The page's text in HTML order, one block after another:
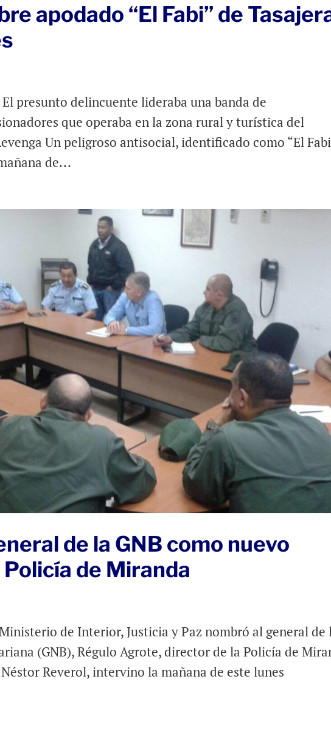
apodado “El Fabi” de
presunto delincuente lideraba una banda de
que operaba en la zona rural y turística del
Un peligroso antisocial, identificado como “El
de...
de la GNB como nuevo
de Miranda
de Interior, Justicia y Paz nombró al general de
(GNB), Régulo Agrote, director de la Policía de
Reverol, intervino la mañana de este lunes